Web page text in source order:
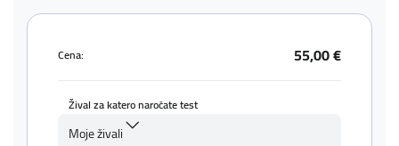
Cena: 55,00 €
Žival za katero naročate test
Moje živali